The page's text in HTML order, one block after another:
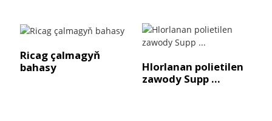
Ricag çalmagyň
bahasy
Hlorlanan polietilen
zawody Supp ...